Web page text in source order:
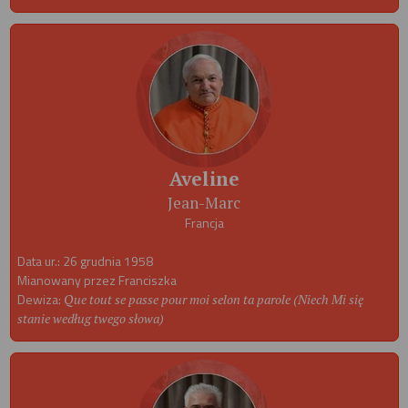
Aveline
Jean-Marc
Francja
Data ur.: 26 grudnia 1958
Mianowany przez Franciszka
Dewiza: Que tout se passe pour moi selon ta parole (Niech Mi się
stanie według twego słowa)